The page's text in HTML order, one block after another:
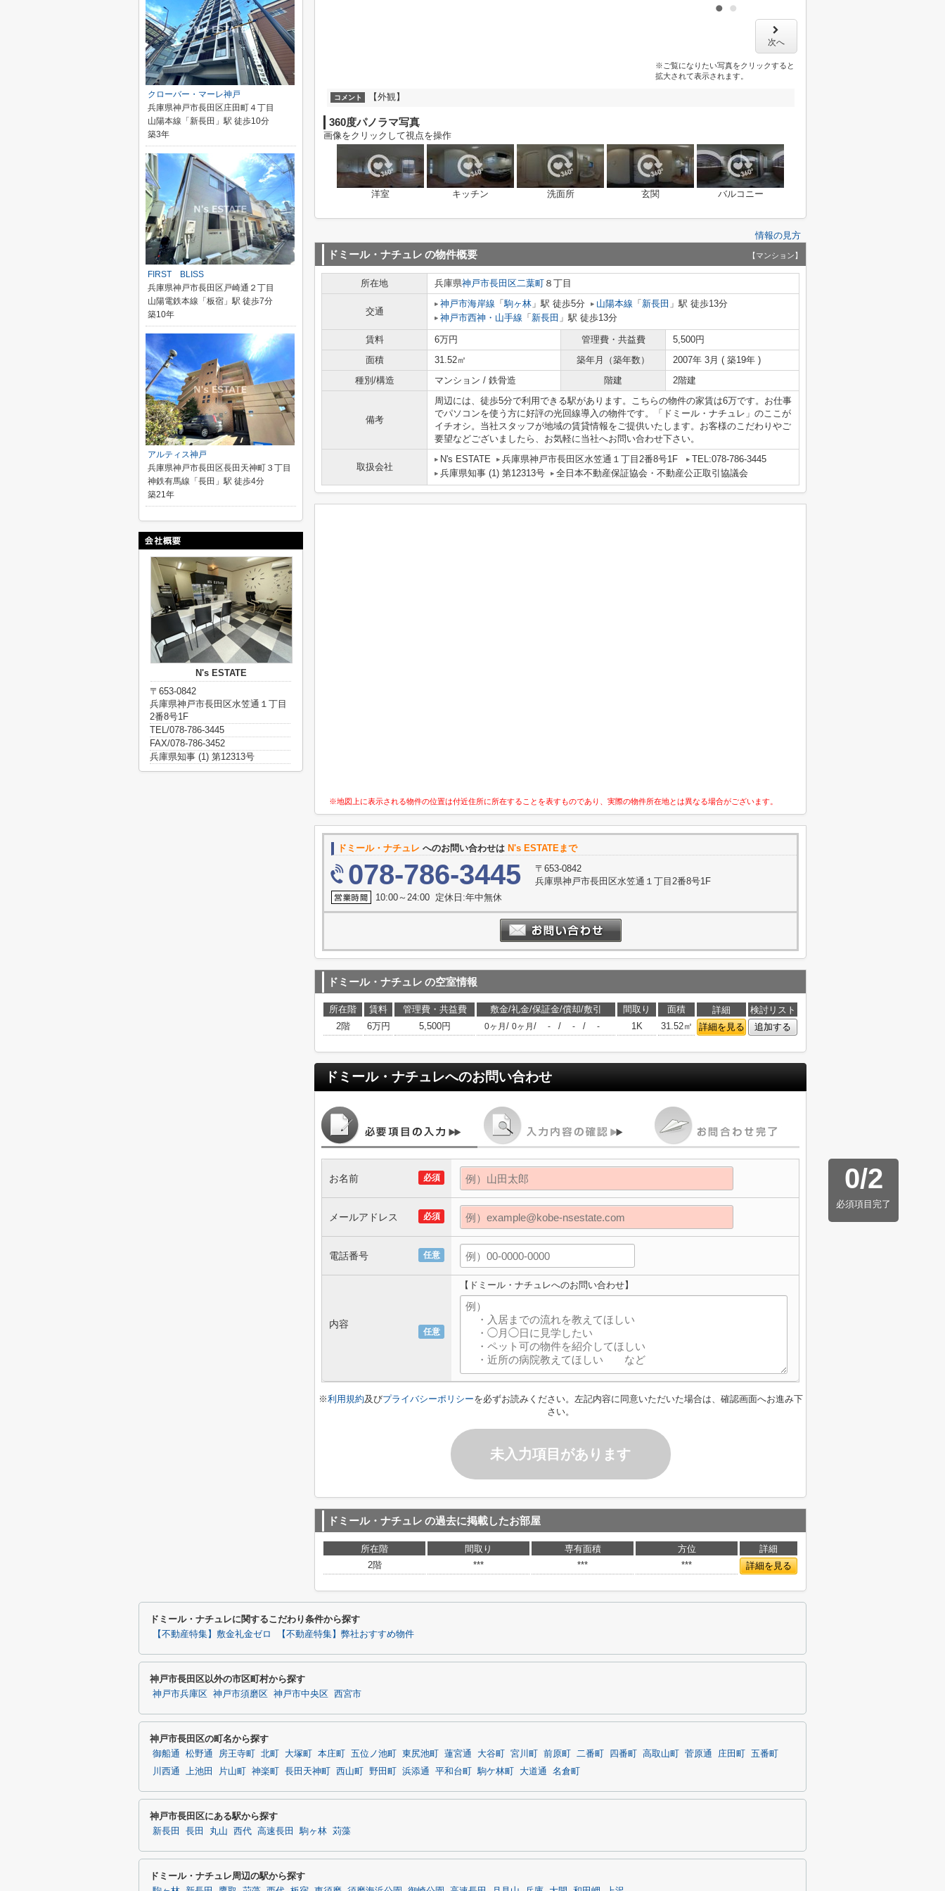
次へ
※ご覧になりたい写真をクリックすると
拡大されて表示されます。
コメント 【外観】
360度パノラマ写真
画像をクリックして視点を操作
洋室 キッチン 洗面所 玄関 バルコニー
情報の見方
ドミール・ナチュレ の物件概要 【マンション】
所在地 兵庫県神戸市長田区二葉町 ８丁目
交通
神戸市海岸線 「駒ヶ林 」駅 徒歩5分 山陽本線 「 新長田 」駅 徒歩13分
神戸市西神・山手線 「 新長田 」駅 徒歩13分
賃料 6万円 管理費・共益費
5,500円
面積
31.52㎡ 築年月（築年数）
2007年 3月 ( 築19年 )
種別/構造
マンション / 鉄骨造 階建 2階建
備考
周辺には、徒歩5分で利用できる駅があります。こちらの物件の家賃は6万です。お仕事
でパソコンを使う方に好評の光回線導入の物件です。「ドミール・ナチュレ」のここが
イチオシ。当社スタッフが地域の賃貸情報をご提供いたします。お客様のこだわりやご
要望などございましたら、お気軽に当社へお問い合わせ下さい。
取扱会社
N's ESTATE 兵庫県神戸市長田区水笠通１丁目2番8号1F
TEL:078-786-3445
兵庫県知事 (1) 第12313号
全日本不動産保証協会・不動産公正取引協議会
※地図上に表示される物件の位置は付近住所に所在することを表すものであり、実際の物件所在地とは異なる場合がございます。
ドミール・ナチュレ へのお問い合わせは N's ESTATEまで
078-786-3445
〒653-0842
兵庫県神戸市長田区水笠通１丁目2番8号1F
10:00～24:00 定休日:年中無休
ドミール・ナチュレ の空室情報
所在階 賃料 管理費・共益費 敷金/礼金/保証金/償却/敷引 間取り 面積 詳細
検討リスト
2階
6万円 5,500円 0ヶ月 / 0ヶ月 / - / - / - 1K 31.52㎡ 詳細を見る 追加する
ドミール・ナチュレへのお問い合わせ
0/2
必須項目完了
必須
お名前
必須
メールアドレス
任意
電話番号
任意
内容
【ドミール・ナチュレへのお問い合わせ】
※利用規約及びプライバシーポリシーを必ずお読みください。左記内容に同意いただいた場合は、確認画面へお進み下
さい。
未入力項目があります
ドミール・ナチュレ の過去に掲載したお部屋
所在階 間取り 専有面積 方位
詳細
2階
*** *** *** 詳細を見る
クローバー・マーレ神戸
兵庫県神戸市長田区庄田町４丁目
山陽本線「新長田」駅 徒歩10分
築3年
FIRST BLISS
兵庫県神戸市長田区戸崎通２丁目
山陽電鉄本線「板宿」駅 徒歩7分
築10年
アルティス神戸
兵庫県神戸市長田区長田天神町３丁目
神鉄有馬線「長田」駅 徒歩4分
築21年
N's ESTATE
〒653-0842
兵庫県神戸市長田区水笠通１丁目
2番8号1F
TEL/078-786-3445
FAX/078-786-3452
兵庫県知事 (1) 第12313号
ドミール・ナチュレに関するこだわり条件から探す
【不動産特集】敷金礼金ゼロ 【不動産特集】弊社おすすめ物件
神戸市長田区以外の市区町村から探す
神戸市兵庫区 神戸市須磨区 神戸市中央区 西宮市
神戸市長田区の町名から探す
御船通 松野通 房王寺町 北町 大塚町 本庄町 五位ノ池町 東尻池町 蓮宮通 大谷町 宮川町 前原町 二番町 四番町 高取山町 菅原通 庄田町
五番町
川西通
上池田 片山町 神楽町 長田天神町 西山町 野田町 浜添通 平和台町 駒ケ林町 大道通 名倉町
神戸市長田区にある駅から探す
新長田 長田 丸山 西代 高速長田 駒ヶ林 苅藻
ドミール・ナチュレ周辺の駅から探す